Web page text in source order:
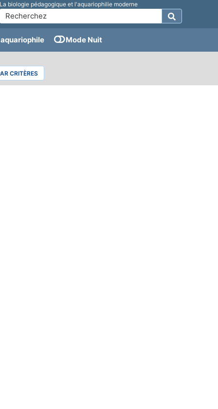
La biologie pédagogique et l'aquariophilie moderne
Mode Nuit
CRITÈRES